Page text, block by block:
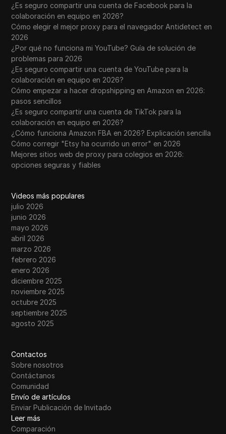
¿Es seguro compartir una cuenta de Facebook para la
colaboración en equipo en 2026?
Cómo elegir el mejor proxy para el navegador Antidetect en
2026
¿Por qué no funciona mi YouTube? Guía de solución de
problemas para 2026
¿Es seguro compartir una cuenta de YouTube para la
colaboración en equipo en 2026?
Cómo empezar a hacer dropshipping en Amazon en 2026:
pasos sencillos
¿Es seguro compartir una cuenta de TikTok para la
colaboración en equipo en 2026?
¿Cómo funciona Amazon FBA en 2026? Explicación sencilla
Cómo corregir "Etsy ha ocurrido un error" en 2026
Mejores sitios web de proxy para colegios en 2026:
opciones seguras y fiables
Videos más populares
julio 2026
junio 2026
mayo 2026
abril 2026
marzo 2026
febrero 2026
enero 2026
diciembre 2025
noviembre 2025
octubre 2025
septiembre 2025
agosto 2025
Contactos
Sobre nosotros
Contáctanos
Comunidad
Envío de artículos
Enviar Publicación de Invitado
Leer más
Comparación